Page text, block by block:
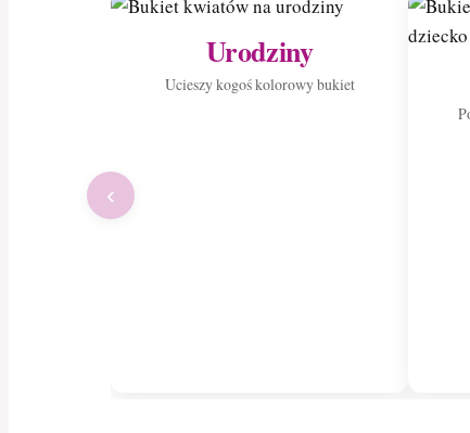
Urodziny
Ucieszy kogoś kolorowy bukiet
‹